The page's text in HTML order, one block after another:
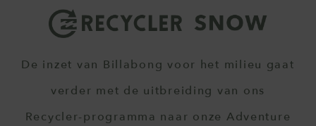
De inzet van Billabong voor het milieu gaat
verder met de uitbreiding van ons
Recycler-programma naar onze Adventure